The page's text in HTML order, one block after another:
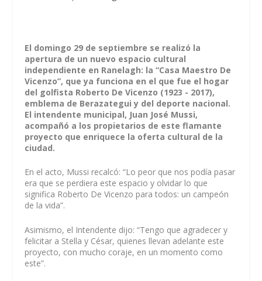
El domingo 29 de septiembre se realizó la
apertura de un nuevo espacio cultural
independiente en Ranelagh: la “Casa Maestro De
Vicenzo”, que ya funciona en el que fue el hogar
del golfista Roberto De Vicenzo (1923 - 2017),
emblema de Berazategui y del deporte nacional.
El intendente municipal, Juan José Mussi,
acompañó a los propietarios de este flamante
proyecto que enriquece la oferta cultural de la
ciudad.
En el acto, Mussi recalcó: “Lo peor que nos podía pasar
era que se perdiera este espacio y olvidar lo que
significa Roberto De Vicenzo para todos: un campeón
de la vida”.
Asimismo, el Intendente dijo: “Tengo que agradecer y
felicitar a Stella y César, quienes llevan adelante este
proyecto, con mucho coraje, en un momento como
este”.